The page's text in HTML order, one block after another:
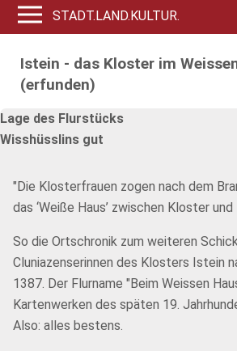
STADT.LAND.KULTUR.
Istein - das Kloster im
(erfunden)
Lage des Flurstücks
Wisshüsslins gut
"Die Klosterfrauen zogen nach dem
das ‘Weiße Haus’ zwischen Kloster und
So die Ortschronik zum weiteren
Cluniazenserinnen des Klosters Istein
1387. Der Flurname "Beim Weissen
Kartenwerken des späten 19.
Also: alles bestens.